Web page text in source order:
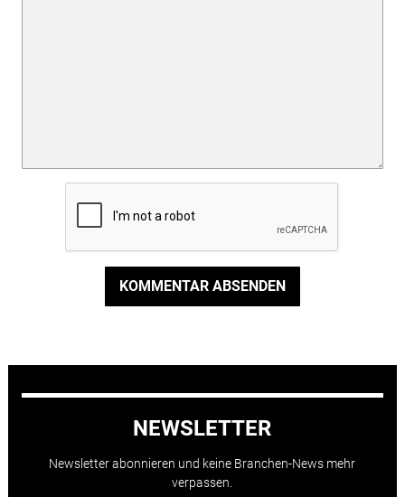
KOMMENTAR ABSENDEN
NEWSLETTER
Newsletter abonnieren und keine Branchen-News mehr
verpassen.